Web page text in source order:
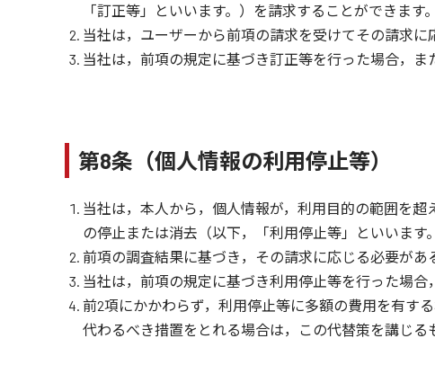
「訂正等」といいます。）を請求することができます。
当社は，ユーザーから前項の請求を受けてその請求
当社は，前項の規定に基づき訂正等を行った場合，
第8条（個人情報の利用停止等）
当社は，本人から，個人情報が，利用目的の範囲を
の停止または消去（以下，「利用停止等」といいます
前項の調査結果に基づき，その請求に応じる必要があ
当社は，前項の規定に基づき利用停止等を行った場
前2項にかかわらず，利用停止等に多額の費用を有す
代わるべき措置をとれる場合は，この代替策を講じる